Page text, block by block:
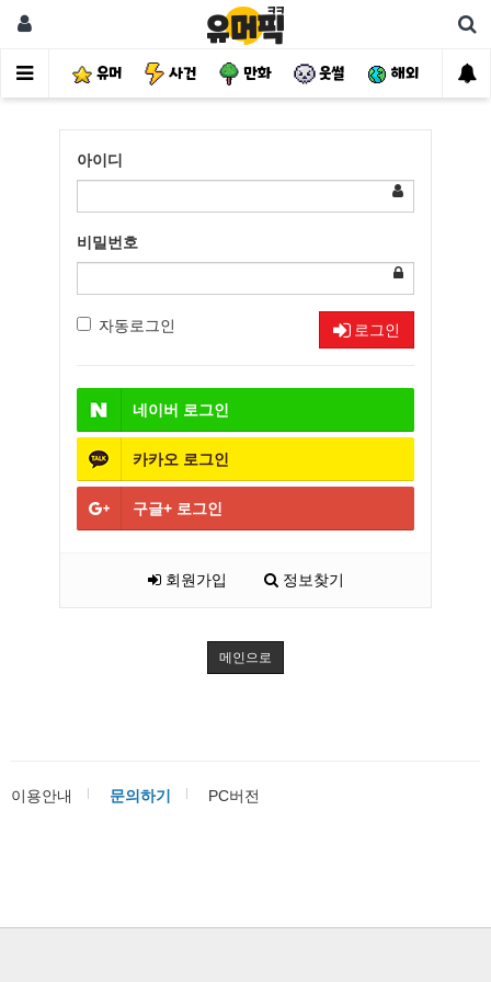
유머 사건 만화 웃썰 해외 핫
아이디
비밀번호
자동로그인 로그인
네이버 로그인
카카오 로그인
구글+ 로그인
회원가입 정보찾기
메인으로
이용안내 문의하기 PC버전